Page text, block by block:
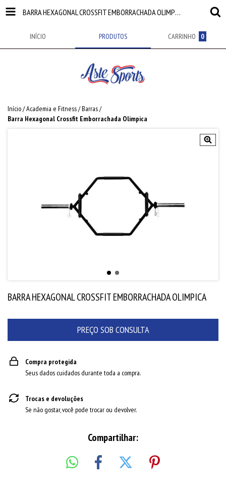
BARRA HEXAGONAL CROSSFIT EMBORRACHADA OLIMPICA
INÍCIO PRODUTOS CARRINHO 0
Início/Academia e Fitness/Barras/
Barra Hexagonal Crossfit Emborrachada Olimpica
BARRA HEXAGONAL CROSSFIT EMBORRACHADA OLIMPICA
Compra protegida
Seus dados cuidados durante toda a compra.
Trocas e devoluções
Se não gostar, você pode trocar ou devolver.
Compartilhar: